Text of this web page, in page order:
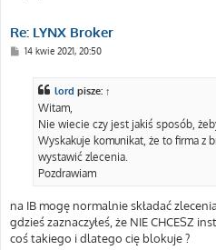
Re: LYNX Broker
P14 kwie 2021, 20:50
lord pisze: ↑
Witam,
Nie wiecie czy jest jakiś sposób,
Wyskakuje komunikat, że to firma z
wystawić zlecenia.
Pozdrawiam
na IB mogę normalnie składać
gdzieś zaznaczyłeś, że NIE CHCESZ
coś takiego i dlatego cię blokuje ?